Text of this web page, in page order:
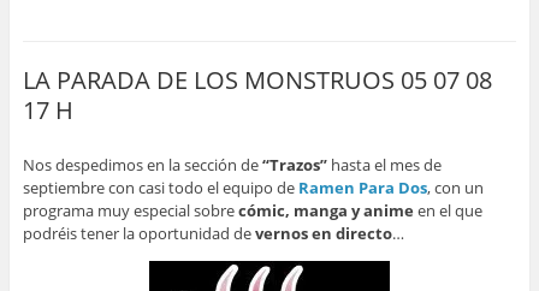
LA PARADA DE LOS MONSTRUOS 05 07 08
17 H
Nos despedimos en la sección de“Trazos”hasta el mes de
septiembre con casi todo el equipo de Ramen Para Dos, con un
programa muy especial sobrecómic, manga y anime en el que
podréis tener la oportunidad devernos en directo…